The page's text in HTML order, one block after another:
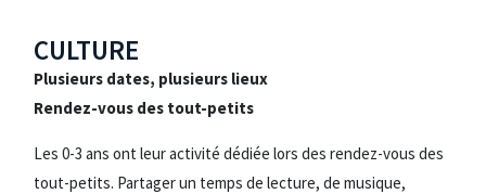
CULTURE
Plusieurs dates, plusieurs lieux
Rendez-vous des tout-petits
Les 0-3 ans ont leur activité dédiée lors des rendez-vous des
tout-petits. Partager un temps de lecture, de musique,